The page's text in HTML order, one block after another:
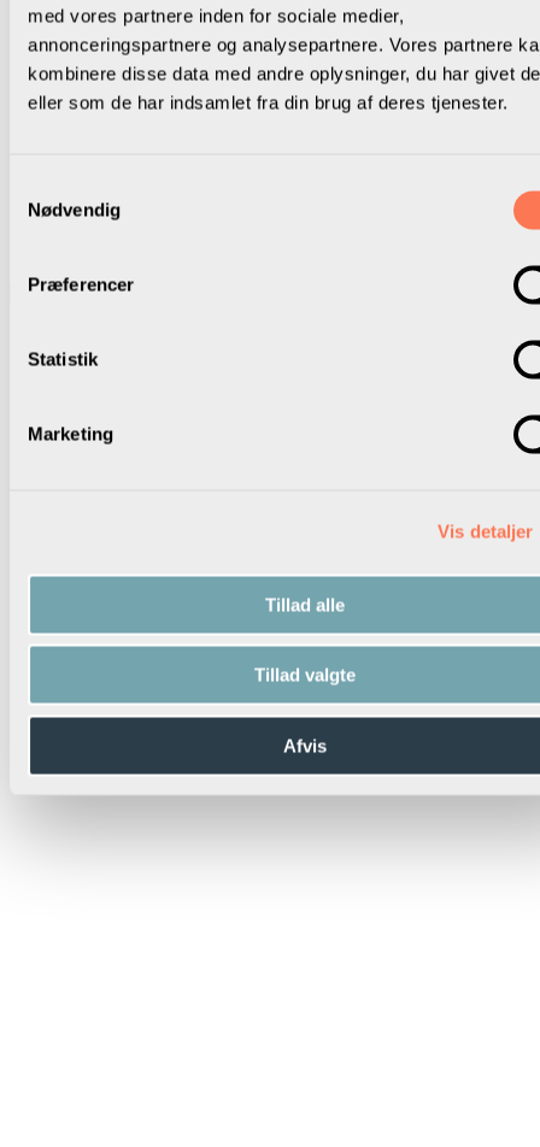
med vores partnere inden for sociale medier,
annonceringspartnere og analysepartnere. Vores partnere
kombinere disse data med andre oplysninger, du har givet
eller som de har indsamlet fra din brug af deres tjenester.
Nødvendig
Præferencer
Statistik
Marketing
Vis detaljer
Tillad alle
Tillad valgte
Afvis
mb@skolelederne.org